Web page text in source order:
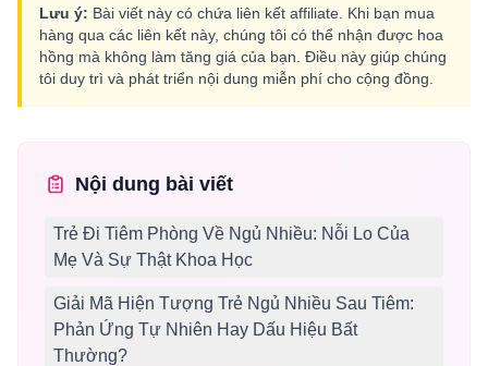
Lưu ý: Bài viết này có chứa liên kết affiliate. Khi bạn mua
hàng qua các liên kết này, chúng tôi có thể nhận được hoa
hồng mà không làm tăng giá của bạn. Điều này giúp chúng
tôi duy trì và phát triển nội dung miễn phí cho cộng đồng.
Nội dung bài viết
Trẻ Đi Tiêm Phòng Về Ngủ Nhiều: Nỗi Lo Của
Mẹ Và Sự Thật Khoa Học
Giải Mã Hiện Tượng Trẻ Ngủ Nhiều Sau Tiêm:
Phản Ứng Tự Nhiên Hay Dấu Hiệu Bất
Thường?